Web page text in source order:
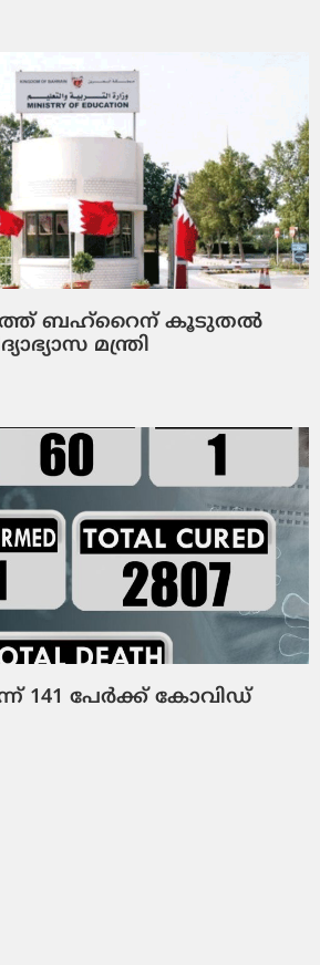
ബഹ്‌റൈന് കൂടുതല്‍
മന്ത്രി
141 പേർക്ക് കോവിഡ്